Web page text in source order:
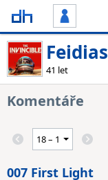
Feidias
41 let
Komentáře
007 First Light